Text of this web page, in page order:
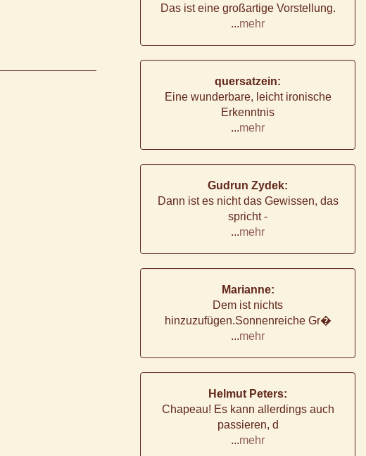
Das ist eine großartige Vorstellung.
...mehr
quersatzein:
Eine wunderbare, leicht ironische
Erkenntnis
...mehr
Gudrun Zydek:
Dann ist es nicht das Gewissen, das
spricht -
...mehr
Marianne:
Dem ist nichts
hinzuzufügen.Sonnenreiche Gr�
...mehr
Helmut Peters:
Chapeau! Es kann allerdings auch
passieren, d
...mehr